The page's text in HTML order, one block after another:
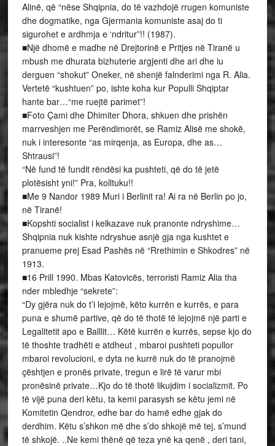
Alinë, që “nëse Shqipnia, do të vazhdojë rrugen komuniste
dhe dogmatike, nga Gjermania komuniste asaj do ti
sigurohet e ardhmja e ‘ndritur”!! (1987).
■Një dhomë e madhe në Drejtorinë e Pritjes në Tiranë u
mbush me dhurata bizhuterie argjenti dhe ari dhe iu
derguen “shokut” Oneker, në shenjë falnderimi nga R. Alia.
Vertetë “kushtuen” po, ishte koha kur Populli Shqiptar
hante bar…“me ruejtë parimet”!
■Foto Çami dhe Dhimiter Dhora, shkuen dhe prishën
marrveshjen me Perëndimorët, se Ramiz Alisë me shokë,
nuk i interesonte “as mirqenja, as Europa, dhe as…
Shtrausi”!
“Në fund të fundit rëndësi ka pushteti, që do të jetë
plotësisht yni!” Pra, kolltuku!!
■Me 9 Nandor 1989 Muri i Berlinit ra! Ai ra në Berlin po jo,
në Tiranë!
■Kopshti socialist i kelkazave nuk pranonte ndryshime…
Shqipnia nuk kishte ndryshue asnjë gja nga kushtet e
pranueme prej Esad Pashës në “Rrethimin e Shkodres” në
1913.
■16 Prill 1990. Mbas Katovicës, terroristi Ramiz Alia tha
nder mbledhje “sekrete”:
“Dy gjëra nuk do t’i lejojmë, këto kurrën e kurrës, e para
puna e shumë partive, që do të thotë të lejojmë një parti e
Legalitetit apo e Balllit… Këtë kurrën e kurrës, sepse kjo do
të thoshte tradhëti e atdheut , mbaroi pushteti popullor
mbaroi revolucioni, e dyta ne kurrë nuk do të pranojmë
çështjen e pronës private, tregun e lirë të varur mbi
pronësinë private…Kjo do të thotë likujdim i socializmit. Po
të vijë puna deri këtu, ta kemi parasysh se këtu jemi në
Komitetin Qendror, edhe bar do hamë edhe gjak do
derdhim. Këtu s’shkon më dhe s’do shkojë më tej, s’mund
të shkojë. ..Ne kemi thënë që teza ynë ka qenë , deri tani,